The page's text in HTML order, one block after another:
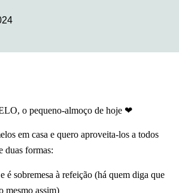
o pequeno-almoço de hoje ❤
em casa e quero aproveita-los a todos
duas formas:
é sobremesa à refeição (há quem diga que
mesmo assim)